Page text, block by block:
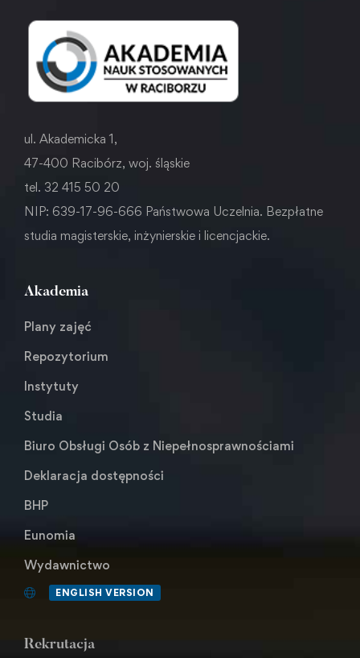
ul. Akademicka 1,
47-400 Racibórz, woj. śląskie
tel. 32 415 50 20
NIP: 639-17-96-666 Państwowa Uczelnia. Bezpłatne
studia magisterskie, inżynierskie i licencjackie.
Akademia
Plany zajęć
Repozytorium
Instytuty
Studia
Biuro Obsługi Osób z Niepełnosprawnościami
Deklaracja dostępności
BHP
Eunomia
Wydawnictwo
ENGLISH VERSION
Rekrutacja